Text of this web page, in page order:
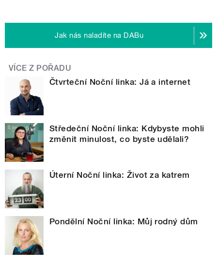
Jak nás naladíte na DABu
VÍCE Z POŘADU
Čtvrteční Noční linka: Já a internet
Středeční Noční linka: Kdybyste mohli
změnit minulost, co byste udělali?
Úterní Noční linka: Život za katrem
Pondělní Noční linka: Můj rodný dům